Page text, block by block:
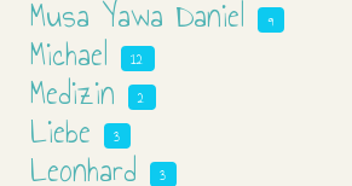
Musa Yawa Daniel 9
Michael 12
Medizin 2
Liebe 3
Leonhard 3